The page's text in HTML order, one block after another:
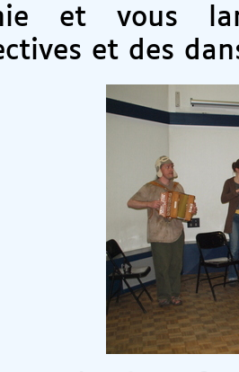
et vous
et des